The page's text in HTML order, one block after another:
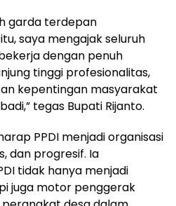
garda terdepan
saya mengajak seluruh
dengan penuh
tinggi profesionalitas,
kepentingan masyarakat
tegas Bupati Rijanto.
PPDI menjadi organisasi
dan progresif. Ia
tidak hanya menjadi
juga motor penggerak